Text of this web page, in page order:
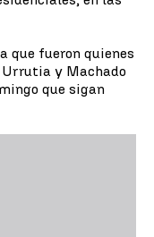
que fueron quienes
Urrutia y Machado
que sigan